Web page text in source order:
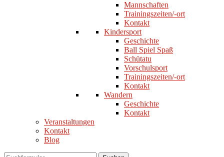
Mannschaften
Trainingszeiten/-ort
Kontakt
Kindersport
Geschichte
Ball Spiel Spaß
Schütatu
Vorschulsport
Trainingszeiten/-ort
Kontakt
Wandern
Geschichte
Kontakt
Veranstaltungen
Kontakt
Blog